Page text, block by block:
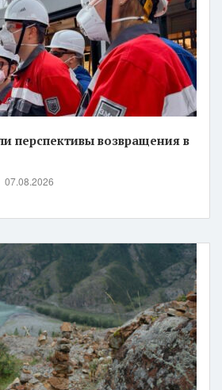
перспективы возвращения в
07.08.2026